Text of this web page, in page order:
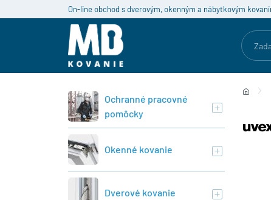
On-line obchod s dverovým, okenným a nábytkovým
Ochranné pracovné
pomôcky
Okenné kovanie
Dverové kovanie